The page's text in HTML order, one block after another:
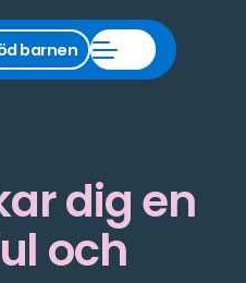
barnen
Öppna
meny
dig en
och